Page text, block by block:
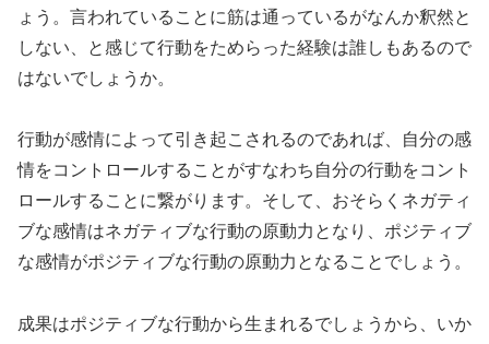
ょう。言われていることに筋は通っているがなんか釈然と
しない、と感じて行動をためらった経験は誰しもあるので
はないでしょうか。
行動が感情によって引き起こされるのであれば、自分の感
情をコントロールすることがすなわち自分の行動をコント
ロールすることに繋がります。そして、おそらくネガティ
ブな感情はネガティブな行動の原動力となり、ポジティブ
な感情がポジティブな行動の原動力となることでしょう。
成果はポジティブな行動から生まれるでしょうから、いか